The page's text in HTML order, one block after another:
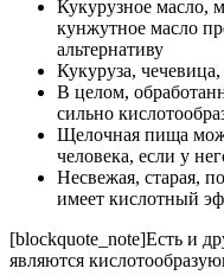
Кукурузное масло,
кунжутное масло
альтернативу
Кукуруза,
В целом,
сильно
Щелочная пища
человека, если у
Несвежая, старая,
имеет кислотный
[blockquote_note]Есть и
являются